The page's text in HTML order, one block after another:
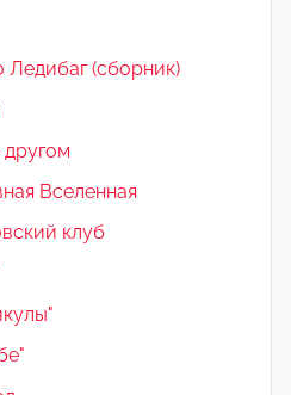
(сборник)
Вселенная
клуб